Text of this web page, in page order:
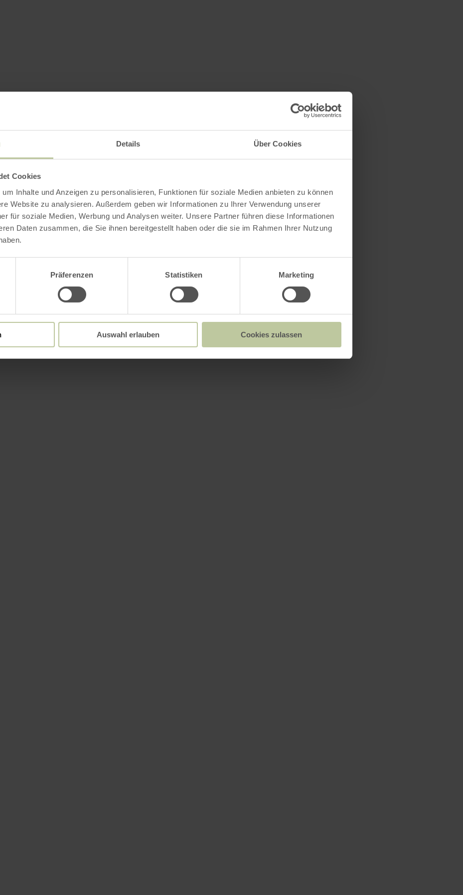
Details Über Cookies
Cookies
Inhalte und Anzeigen zu personalisieren, Funktionen für soziale Medien anbieten zu können
Website zu analysieren. Außerdem geben wir Informationen zu Ihrer Verwendung unserer
für soziale Medien, Werbung und Analysen weiter. Unsere Partner führen diese Informationen
Daten zusammen, die Sie ihnen bereitgestellt haben oder die sie im Rahmen Ihrer Nutzung
Präferenzen Statistiken Marketing
Auswahl erlauben Cookies zulassen